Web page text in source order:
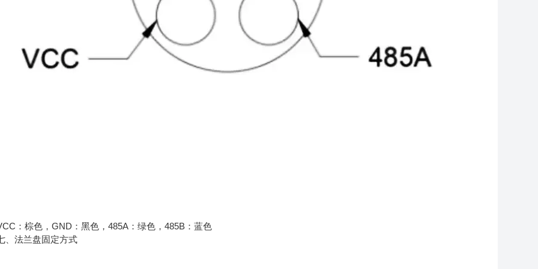
棕色，GND：黑色，485A：绿色，485B：蓝色
兰盘固定方式